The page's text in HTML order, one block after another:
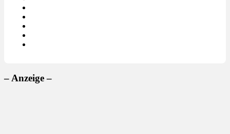
– Anzeige –